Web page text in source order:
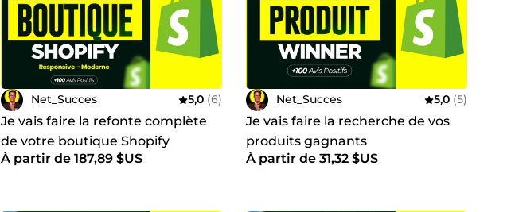
Net_Succes 5,0 (6)
Je vais faire la refonte complète
de votre boutique Shopify
À partir de 187,89 $US
Net_Succes 5,0 (5)
Je vais faire la recherche de vos
produits gagnants
À partir de 31,32 $US